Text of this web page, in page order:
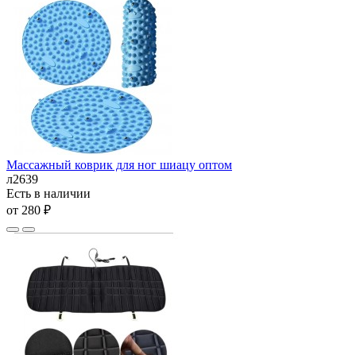
Массажный коврик для ног шиацу оптом
л2639
Есть в наличии
от 280 ₽